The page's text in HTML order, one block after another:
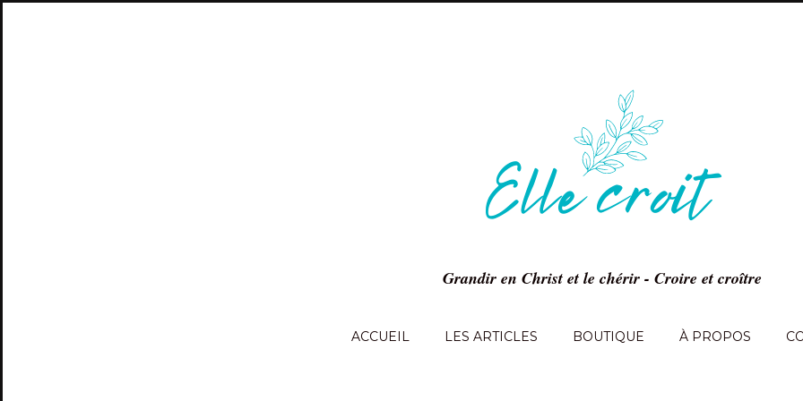
Grandir en Christ et le chérir - Croire et croître
ACCUEIL LES ARTICLES BOUTIQUE À PROPOS